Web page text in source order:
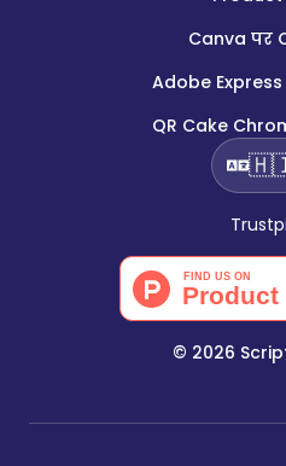
Canva पर
Adobe
QR Cake
© 2026